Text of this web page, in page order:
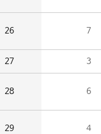
26 7
27 3
28 6
29 4